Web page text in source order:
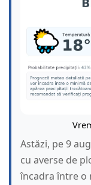
Astăzi, pe 9
cu averse de
încadra între o